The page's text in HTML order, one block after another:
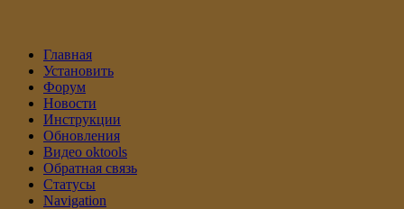
Главная
Установить
Форум
Новости
Инструкции
Обновления
Видео oktools
Обратная связь
Статусы
Navigation